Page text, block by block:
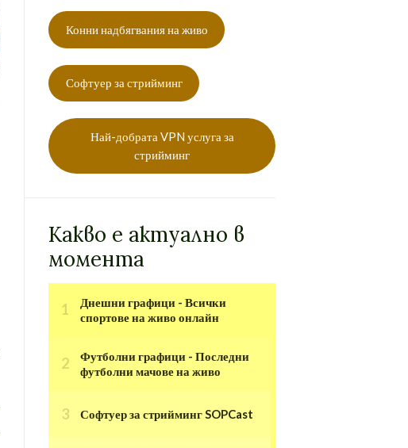
Конни надбягвания на живо
Софтуер за стрийминг
Най-добрата VPN услуга за
стрийминг
Какво е актуално в
момента
Днешни графици - Всички
спортове на живо онлайн
Футболни графици - Последни
футболни мачове на живо
Софтуер за стрийминг SOPCast